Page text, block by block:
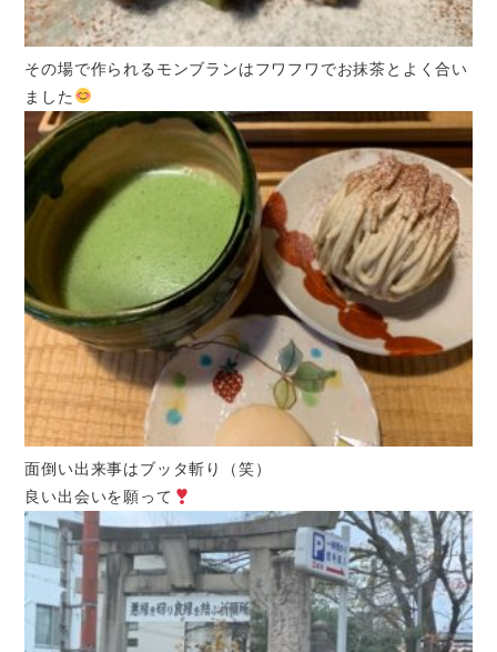
その場で作られるモンブランはフワフワでお抹茶とよく合い
ました
面倒い出来事はブッタ斬り（笑）
良い出会いを願って